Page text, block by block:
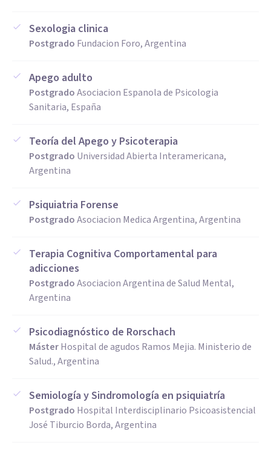
Sexologia clinica
Postgrado Fundacion Foro, Argentina
Apego adulto
PostgradoAsociacion Espanola de Psicologia
Sanitaria, España
Teoría del Apego y Psicoterapia
Postgrado Universidad Abierta Interamericana,
Argentina
Psiquiatria Forense
PostgradoAsociacion Medica Argentina, Argentina
Terapia Cognitiva Comportamental para
adicciones
PostgradoAsociacion Argentina de Salud Mental,
Argentina
Psicodiagnóstico de Rorschach
MásterHospital de agudos Ramos Mejia. Ministerio de
Salud., Argentina
Semiología y Sindromología en psiquiatría
Postgrado Hospital Interdisciplinario Psicoasistencial
José Tiburcio Borda, Argentina